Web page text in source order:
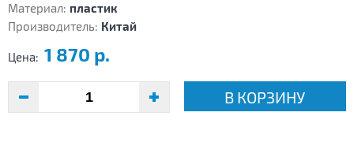
Материал: пластик
Производитель: Китай
Цена: 1 870 р.
В КОРЗИНУ